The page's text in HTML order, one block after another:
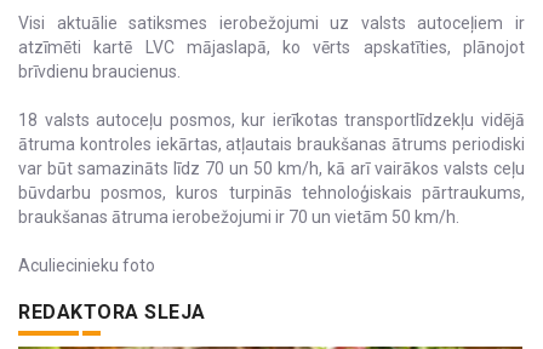
Visi aktuālie satiksmes ierobežojumi uz valsts autoceļiem ir
atzīmēti kartē LVC mājaslapā, ko vērts apskatīties, plānojot
brīvdienu braucienus.
18 valsts autoceļu posmos, kur ierīkotas transportlīdzekļu vidējā
ātruma kontroles iekārtas, atļautais braukšanas ātrums periodiski
var būt samazināts līdz 70 un 50 km/h, kā arī vairākos valsts ceļu
būvdarbu posmos, kuros turpinās tehnoloģiskais pārtraukums,
braukšanas ātruma ierobežojumi ir 70 un vietām 50 km/h.
Aculiecinieku foto
REDAKTORA SLEJA